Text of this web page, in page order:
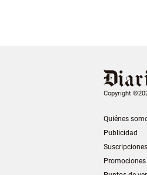
Copyright
Quiénes
Publicidad
Suscripciones
Promociones